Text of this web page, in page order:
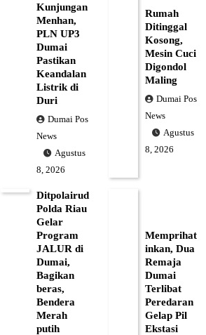
Kunjungan
Menhan,
PLN UP3
Dumai
Pastikan
Keandalan
Listrik di
Duri
Dumai Pos
News
Agustus
8, 2026
Rumah
Ditinggal
Kosong,
Mesin Cuci
Digondol
Maling
Dumai Pos
News
Agustus
8, 2026
Ditpolairud
Polda Riau
Gelar
Program
JALUR di
Dumai,
Bagikan
beras,
Bendera
Merah
putih
Memprihat
inkan, Dua
Remaja
Dumai
Terlibat
Peredaran
Gelap Pil
Ekstasi